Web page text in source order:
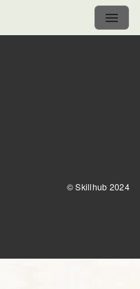
© Skillhub 2024